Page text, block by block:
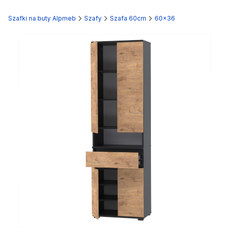
Szafki na buty Alpmeb Szafy Szafa 60cm 60x36